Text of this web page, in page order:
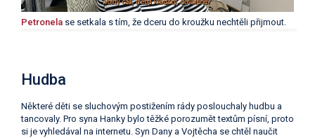
Petronela se setkala s tím, že dceru do kroužku nechtěli přijmout.
Hudba
Některé děti se sluchovým postižením rády poslouchaly hudbu a
tancovaly. Pro syna Hanky bylo těžké porozumět textům písní, proto
si je vyhledával na internetu. Syn Dany a Vojtěcha se chtěl naučit